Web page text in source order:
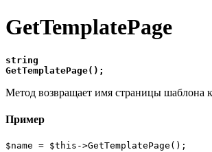
GetTemplatePage
string
GetTemplatePage();
Метод возвращает имя страницы шаблона
Пример
$name = $this->GetTemplatePage();